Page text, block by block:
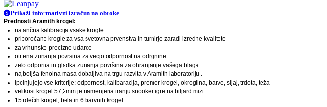
Prikaži informativni izračun na obroke
Prednosti Aramith krogel:
natančna kalibracija vsake krogle
priporočane krogle za vsa svetovna prvenstva in turnirje zaradi izredne kvalitete
za vrhunske-precizne udarce
otrjena zunanja površina za večjo odpornost na odrgnine
zelo odporna in gladka zunanja površina za ohranjanje vašega blaga
najboljša fenolna masa dobaljiva na trgu razvita v Aramith laboratoriju .
ipolnjujejo vse kriterije: odpornost, kalibaracija, premer krogel, okroglina, barve, sijaj, trdota, teža
velikost krogel 57,2mm je namenjena iranju snooker igre na biljard mizi
15 rdečih krogel, bela in 6 barvnih krogel